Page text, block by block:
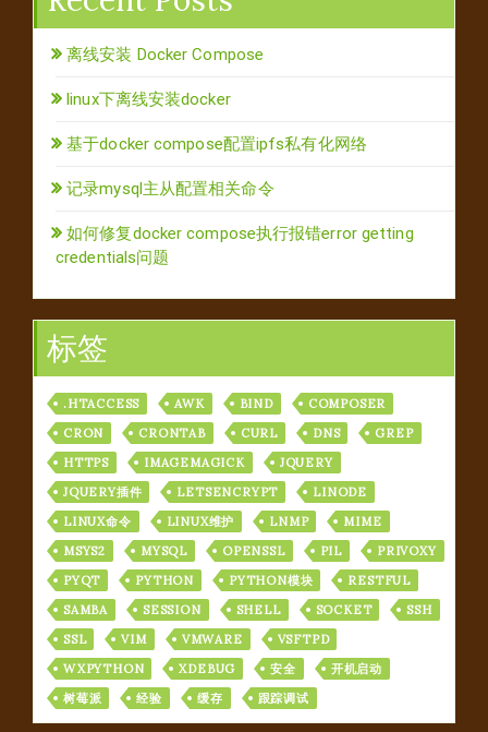
离线安装 Docker Compose
linux下离线安装docker
基于docker compose配置ipfs私有化网络
记录mysql主从配置相关命令
如何修复docker compose执行报错error getting
credentials问题
标签
.HTACCESS AWK BIND
COMPOSER
CRON
CRONTAB CURL DNS
GREP
HTTPS
IMAGEMAGICK
JQUERY
JQUERY插件
LETSENCRYPT
LINODE
LINUX命令
LINUX维护 LNMP
MIME
MSYS2
MYSQL OPENSSL PIL
PRIVOXY
PYQT
PYTHON PYTHON模块
RESTFUL
SAMBA
SESSION SHELL SOCKET
SSH
SSL
VIM VMWARE
VSFTPD
WXPYTHON
XDEBUG 安全
开机启动
树莓派
经验 缓存 跟踪调试